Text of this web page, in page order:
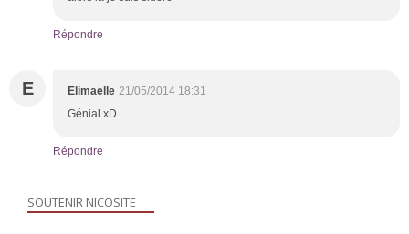
Répondre
E Elimaelle 21/05/2014 18:31
Génial xD
Répondre
SOUTENIR NICOSITE